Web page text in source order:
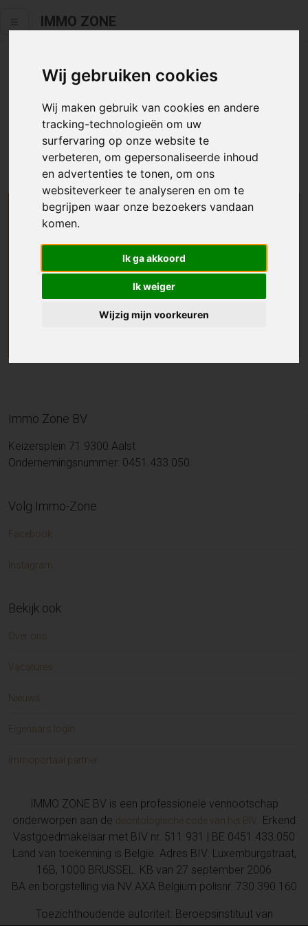
Wij gebruiken cookies
Wij maken gebruik van cookies en andere
tracking-technologieën om uw
surfervaring op onze website te
verbeteren, om gepersonaliseerde inhoud
en advertenties te tonen, om ons
websiteverkeer te analyseren en om te
begrijpen waar onze bezoekers vandaan
komen.
Ik ga akkoord
Ik weiger
Wijzig mijn voorkeuren
IMMO ZONE
Helaas staat dit zoekertje niet
meer online.
Neem zeker een kijkje in ons aanbod te koop
We helpen u graag zoeken
Maak hier een zoekprofiel aan en we houden u op
de hoogte van passend aanbod.
Immo Zone BV
Keizersplein 71 9300 Aalst
Ondernemingsnummer: 0451.433.050
Volg Immo-Zone
Facebook
Instagram
Bekijk ook
Over ons
Vacatures
Nieuws
Eigenaars login
Immoportaal partner
IMMO ZONE BV is een professionele vennootschap
onderworpen aan de deontologische code van het BIV. Erkend
Vastgoedmakelaar met BIV nr. 511 931 | BE 0451.433.050
Land van toekenning is België. Adres BIV: Luxemburgstraat,
16B, 1000 BRUSSEL. KB van 27 september 2006
BA en borgstelling via NV AXA Belgium polisnr. 730.390.160
Toezichthoudende autoriteit: Beroepsinstituut van